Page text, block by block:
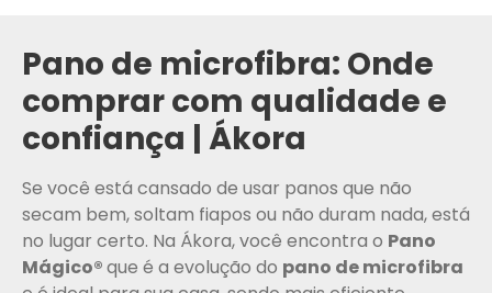
Pano de microfibra: Onde
comprar com qualidade e
confiança | Ákora
Se você está cansado de usar panos que não
secam bem, soltam fiapos ou não duram nada, está
no lugar certo. Na Ákora, você encontra o Pano
Mágico®que é a evolução do pano de microfibra